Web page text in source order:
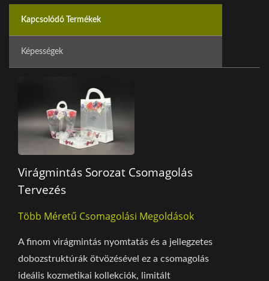
Kapcsolódó Termékek
Képességek
Virágmintás Sorozat Csomagolás
Tervezés
Több Méretű Csomagolási Megoldások
A finom virágmintás nyomtatás és a jellegzetes
dobozstruktúrák ötvözésével ez a csomagolás
ideális kozmetikai kollekciók, limitált